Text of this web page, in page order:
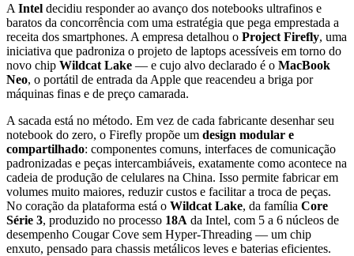
A Intel decidiu responder ao avanço dos notebooks ultrafinos e
baratos da concorrência com uma estratégia que pega emprestada a
receita dos smartphones. A empresa detalhou o Project Firefly, uma
iniciativa que padroniza o projeto de laptops acessíveis em torno do
novo chip Wildcat Lake — e cujo alvo declarado é o MacBook
Neo, o portátil de entrada da Apple que reacendeu a briga por
máquinas finas e de preço camarada.
A sacada está no método. Em vez de cada fabricante desenhar seu
notebook do zero, o Firefly propõe um design modular e
compartilhado: componentes comuns, interfaces de comunicação
padronizadas e peças intercambiáveis, exatamente como acontece na
cadeia de produção de celulares na China. Isso permite fabricar em
volumes muito maiores, reduzir custos e facilitar a troca de peças.
No coração da plataforma está o Wildcat Lake, da família Core
Série 3, produzido no processo 18A da Intel, com 5 a 6 núcleos de
desempenho Cougar Cove sem Hyper-Threading — um chip
enxuto, pensado para chassis metálicos leves e baterias eficientes.